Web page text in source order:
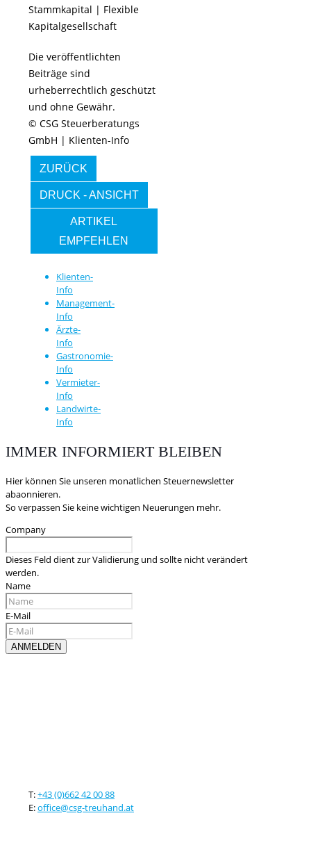
Stammkapital | Flexible
Kapitalgesellschaft
Die veröffentlichten
Beiträge sind
urheberrechtlich geschützt
und ohne Gewähr.
© CSG Steuerberatungs
GmbH | Klienten-Info
ZURÜCK
DRUCK - ANSICHT
ARTIKEL
EMPFEHLEN
Klienten-
Info
Management-
Info
Ärzte-
Info
Gastronomie-
Info
Vermieter-
Info
Landwirte-
Info
IMMER INFORMIERT BLEIBEN
Hier können Sie unseren monatlichen Steuernewsletter
abaonnieren.
So verpassen Sie keine wichtigen Neuerungen mehr.
Company
Dieses Feld dient zur Validierung und sollte nicht verändert
werden.
Name
E-Mail
T:+43 (0)662 42 00 88
E:office@csg-treuhand.at